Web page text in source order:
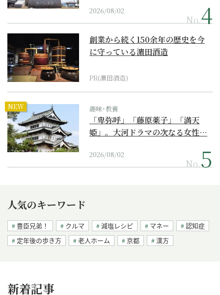
2026/08/02
No.
創業から続く150余年の歴史を今
に守っている濵田酒造
PR(濵田酒造)
NEW 趣味･教養
「卑弥呼」「藤原薬子」「満天
姫」。大河ドラマの次なる女性…
2026/08/02
No.
人気のキーワード
豊臣兄弟！ クルマ 減塩レシピ マネー
認知症
定年後の歩き方
老人ホーム 京都 漢方
新着記事